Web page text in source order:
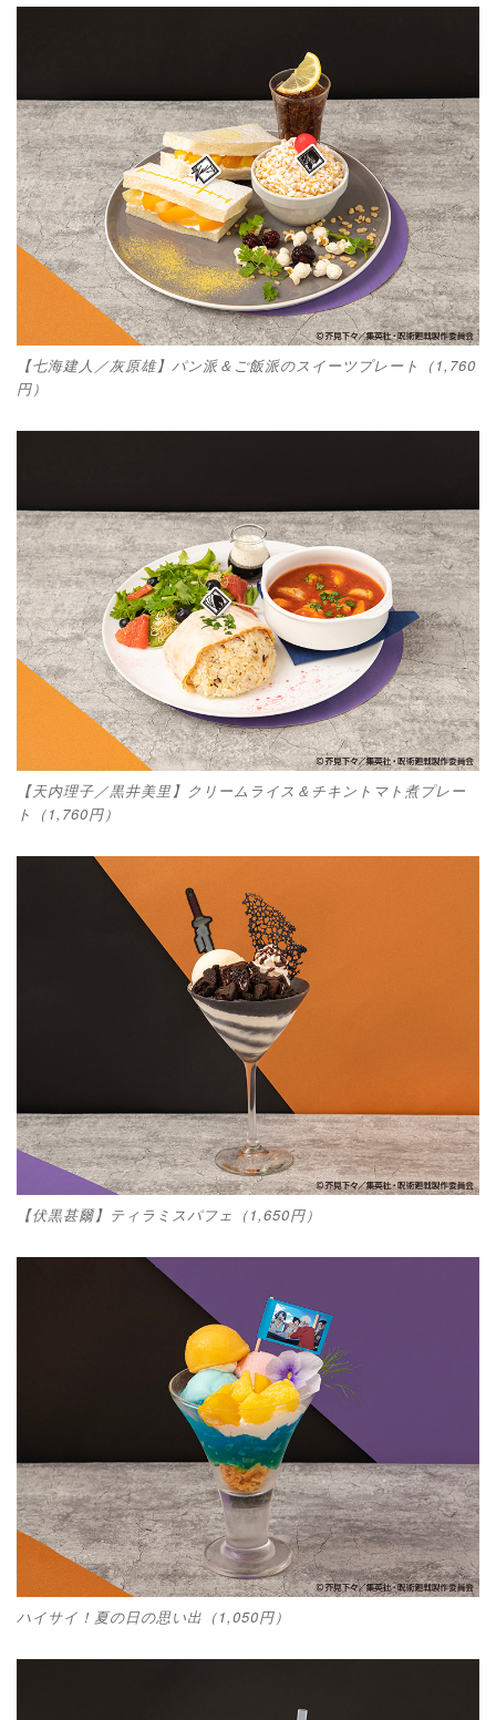
【七海建人／灰原雄】パン派＆ご飯派のスイーツプレート（1,760
円）
【天内理子／黒井美里】クリームライス＆チキントマト煮プレー
ト（1,760円）
【伏黒甚爾】ティラミスパフェ（1,650円）
ハイサイ！夏の日の思い出（1,050円）